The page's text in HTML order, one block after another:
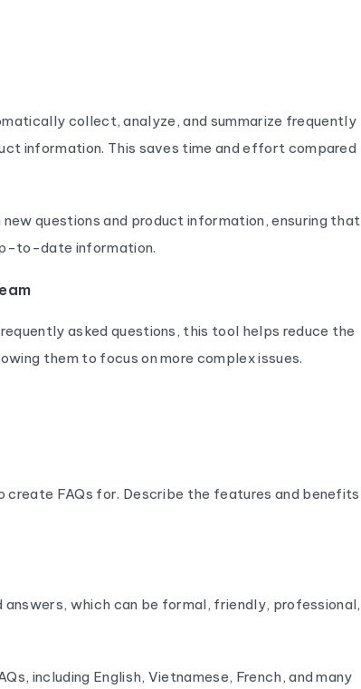
collect, analyze, and summarize frequently
information. This saves time and effort compared
questions and product information, ensuring that
to-date information.
asked questions, this tool helps reduce the
them to focus on more complex issues.
FAQs for. Describe the features and benefits
which can be formal, friendly, professional,
including English, Vietnamese, French, and many